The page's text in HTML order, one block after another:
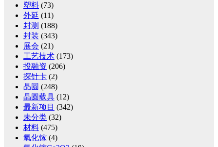
塑料 (73)
外延 (11)
封测 (188)
封装 (343)
展会 (21)
工艺技术 (173)
投融资 (206)
探针卡 (2)
晶圆 (248)
晶圆载具 (12)
最新项目 (342)
未分类 (32)
材料 (475)
氧化镓 (4)